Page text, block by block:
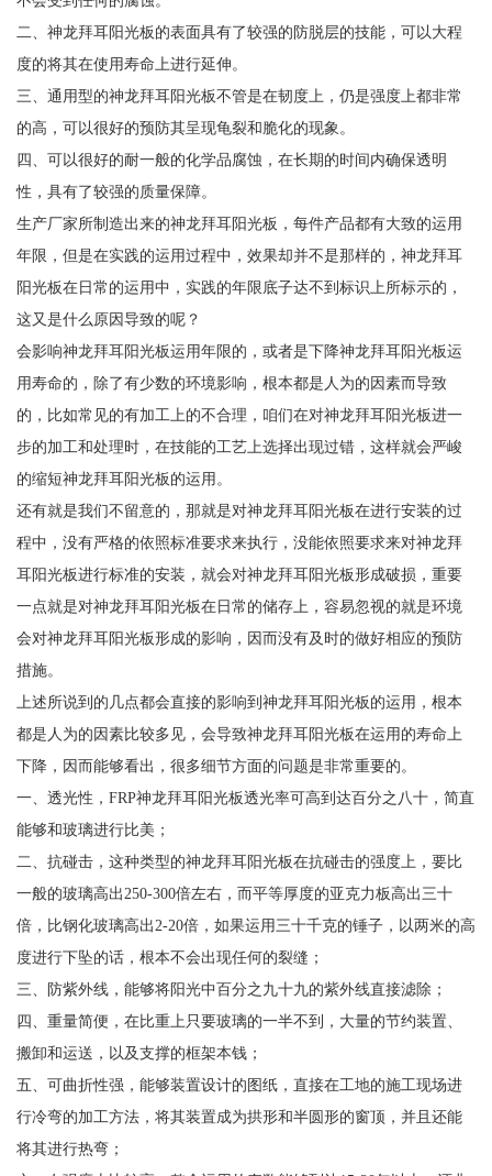
二、神龙拜耳阳光板的表面具有了较强的防脱层的技能，可以大程
度的将其在使用寿命上进行延伸。
三、通用型的神龙拜耳阳光板不管是在韧度上，仍是强度上都非常
的高，可以很好的预防其呈现龟裂和脆化的现象。
四、可以很好的耐一般的化学品腐蚀，在长期的时间内确保透明
性，具有了较强的质量保障。
生产厂家所制造出来的神龙拜耳阳光板，每件产品都有大致的运用
年限，但是在实践的运用过程中，效果却并不是那样的，神龙拜耳
阳光板在日常的运用中，实践的年限底子达不到标识上所标示的，
这又是什么原因导致的呢？
会影响神龙拜耳阳光板运用年限的，或者是下降神龙拜耳阳光板运
用寿命的，除了有少数的环境影响，根本都是人为的因素而导致
的，比如常见的有加工上的不合理，咱们在对神龙拜耳阳光板进一
步的加工和处理时，在技能的工艺上选择出现过错，这样就会严峻
的缩短神龙拜耳阳光板的运用。
还有就是我们不留意的，那就是对神龙拜耳阳光板在进行安装的过
程中，没有严格的依照标准要求来执行，没能依照要求来对神龙拜
耳阳光板进行标准的安装，就会对神龙拜耳阳光板形成破损，重要
一点就是对神龙拜耳阳光板在日常的储存上，容易忽视的就是环境
会对神龙拜耳阳光板形成的影响，因而没有及时的做好相应的预防
措施。
上述所说到的几点都会直接的影响到神龙拜耳阳光板的运用，根本
都是人为的因素比较多见，会导致神龙拜耳阳光板在运用的寿命上
下降，因而能够看出，很多细节方面的问题是非常重要的。
一、透光性，FRP神龙拜耳阳光板透光率可高到达百分之八十，简直
能够和玻璃进行比美；
二、抗碰击，这种类型的神龙拜耳阳光板在抗碰击的强度上，要比
一般的玻璃高出250-300倍左右，而平等厚度的亚克力板高出三十
倍，比钢化玻璃高出2-20倍，如果运用三十千克的锤子，以两米的高
度进行下坠的话，根本不会出现任何的裂缝；
三、防紫外线，能够将阳光中百分之九十九的紫外线直接滤除；
四、重量简便，在比重上只要玻璃的一半不到，大量的节约装置、
搬卸和运送，以及支撑的框架本钱；
五、可曲折性强，能够装置设计的图纸，直接在工地的施工现场进
行冷弯的加工方法，将其装置成为拱形和半圆形的窗顶，并且还能
将其进行热弯；